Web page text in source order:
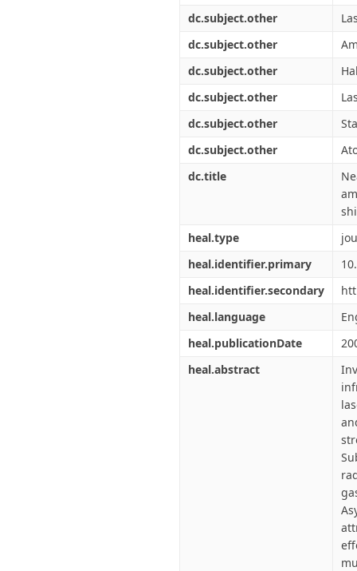
dc.subject.other
dc.subject.other
dc.subject.other
dc.subject.other
dc.subject.other
dc.subject.other
dc.title
heal.type
heal.identifier.primary
heal.identifier.secondary
heal.language
heal.publicationDate
heal.abstract